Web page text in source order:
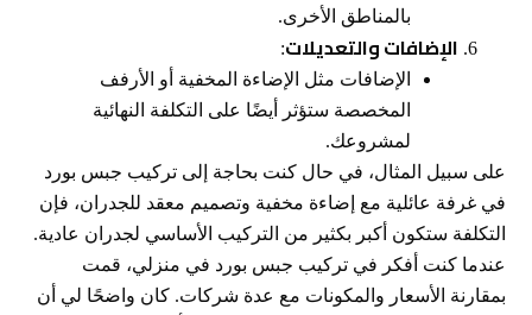
بالمناطق الأخرى.
الإضافات والتعديلات:
الإضافات مثل الإضاءة المخفية أو الأرفف
المخصصة ستؤثر أيضًا على التكلفة النهائية
لمشروعك.
على سبيل المثال، في حال كنت بحاجة إلى تركيب جبس بورد
في غرفة عائلية مع إضاءة مخفية وتصميم معقد للجدران، فإن
التكلفة ستكون أكبر بكثير من التركيب الأساسي لجدران عادية.
عندما كنت أفكر في تركيب جبس بورد في منزلي، قمت
بمقارنة الأسعار والمكونات مع عدة شركات. كان واضحًا لي أن